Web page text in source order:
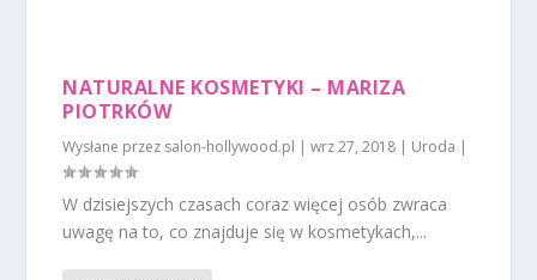
NATURALNE KOSMETYKI – MARIZA
PIOTRKÓW
Wysłane przez salon-hollywood.pl |wrz 27, 2018 | Uroda |
W dzisiejszych czasach coraz więcej osób zwraca
uwagę na to, co znajduje się w kosmetykach,...